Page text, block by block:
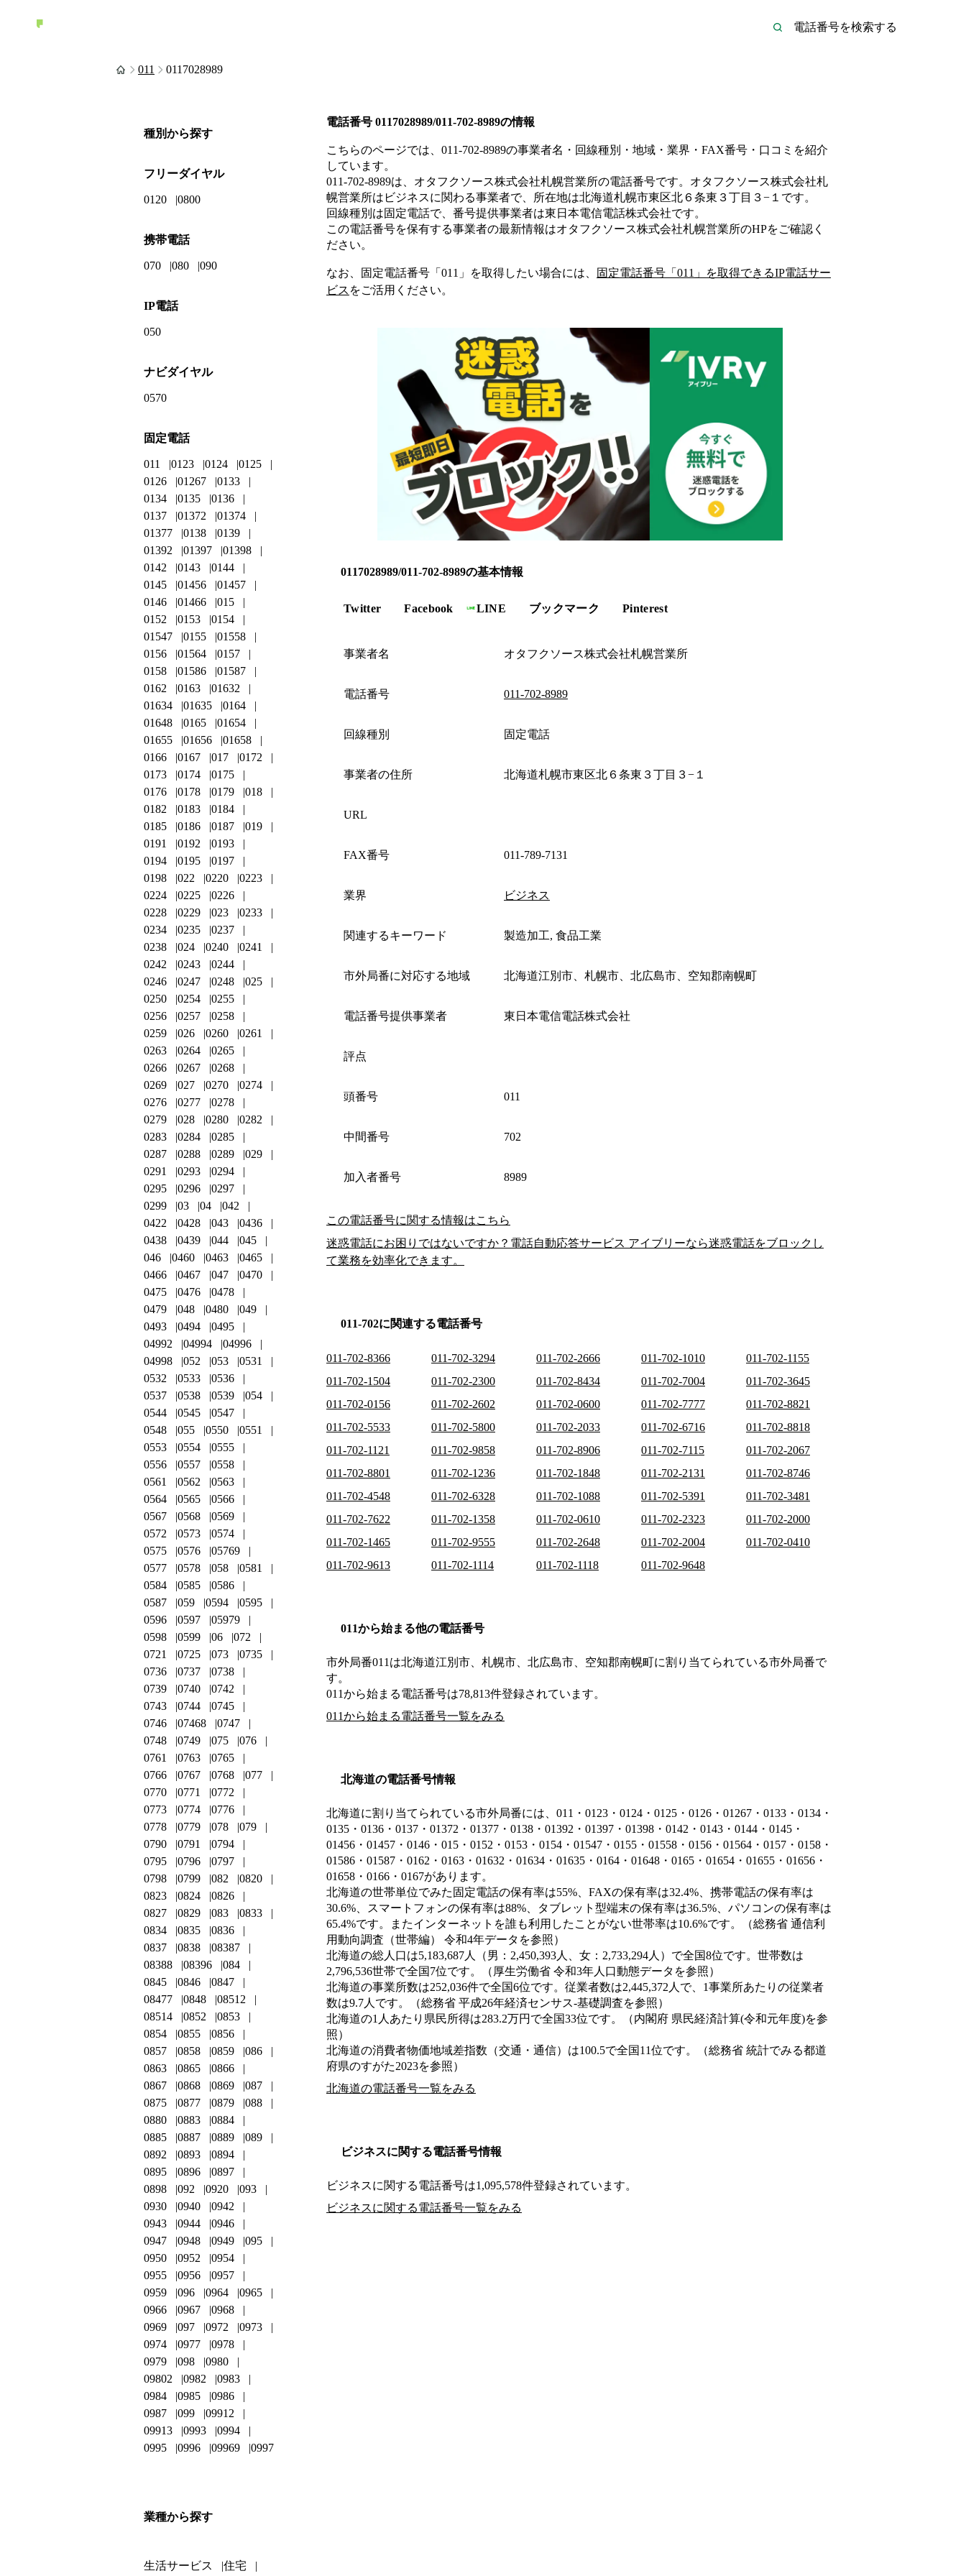
011 0117028989
電話番号 0117028989/011-702-8989の情報
こちらのページでは、 011-702-8989の事業者名・回線種別・地域・業界・FAX番号・口コミを紹介
しています。
011-702-8989は、 オタフクソース株式会社札幌営業所の電話番号です。 オタフクソース株式会社札
幌営業所は ビジネスに関わる事業者で、所在地は北海道札幌市東区北６条東３丁目３−１ です。
回線種別は固定電話で、番号提供事業者は東日本電信電話株式会社です。
この電話番号を保有する事業者の最新情報はオタフクソース株式会社札幌営業所のHPをご確認く
ださい。
なお、固定電話番号「 011 」を取得したい場合には、 固定電話番号「 011 」を取得できるIP電話サー
ビス をご活用ください。
0117028989/011-702-8989の基本情報
Twitter Facebook LINE ブックマーク Pinterest
事業者名 オタフクソース株式会社札幌営業所
電話番号 011-702-8989
回線種別 固定電話
事業者の住所 北海道札幌市東区北６条東３丁目３−１
URL
FAX番号 011-789-7131
業界 ビジネス
関連するキーワード 製造加工, 食品工業
市外局番に対応する地域 北海道江別市、札幌市、北広島市、空知郡南幌町
電話番号提供事業者 東日本電信電話株式会社
評点
頭番号 011
中間番号 702
加入者番号 8989
この電話番号に関する情報はこちら
迷惑電話にお困りではないですか？電話自動応答サービス アイブリーなら迷惑電話をブロックし
て業務を効率化できます。
011-702に関連する電話番号
011-702-8366 011-702-3294 011-702-2666 011-702-1010
011-702-1155
011-702-1504
011-702-2300 011-702-8434 011-702-7004
011-702-3645
011-702-0156
011-702-2602 011-702-0600 011-702-7777
011-702-8821
011-702-5533
011-702-5800 011-702-2033 011-702-6716
011-702-8818
011-702-1121
011-702-9858 011-702-8906 011-702-7115
011-702-2067
011-702-8801
011-702-1236 011-702-1848 011-702-2131
011-702-8746
011-702-4548
011-702-6328 011-702-1088 011-702-5391
011-702-3481
011-702-7622
011-702-1358 011-702-0610 011-702-2323
011-702-2000
011-702-1465
011-702-9555 011-702-2648 011-702-2004
011-702-0410
011-702-9613
011-702-1114 011-702-1118 011-702-9648
011から始まる他の電話番号
市外局番011 は北海道江別市、札幌市、北広島市、空知郡南幌町に割り当てられている市外局番で
す。
011から始まる電話番号は78,813件登録されています。
011から始まる電話番号一覧をみる
北海道の電話番号情報
北海道に割り当てられている市外局番には、011・0123・0124・0125・0126・01267・0133・0134・
0135・0136・0137・01372・01377・0138・01392・01397・01398・0142・0143・0144・0145・
01456・01457・0146・015・0152・0153・0154・01547・0155・01558・0156・01564・0157・0158・
01586・01587・0162・0163・01632・01634・01635・0164・01648・0165・01654・01655・01656・
01658・0166・0167があります。
北海道の世帯単位でみた固定電話の保有率は55%、FAXの保有率は32.4%、携帯電話の保有率は
30.6%、スマートフォンの保有率は88%、タブレット型端末の保有率は36.5%、パソコンの保有率は
65.4%です。またインターネットを誰も利用したことがない世帯率は10.6%です。（総務省 通信利
用動向調査（世帯編） 令和4年データを参照）
北海道の総人口は5,183,687人（男：2,450,393人、女：2,733,294人）で全国8位です。世帯数は
2,796,536世帯で全国7位です。（厚生労働省 令和3年人口動態データを参照）
北海道の事業所数は252,036件で全国6位です。従業者数は2,445,372人で、1事業所あたりの従業者
数は9.7人です。（総務省 平成26年経済センサス‐基礎調査を参照）
北海道の1人あたり県民所得は283.2万円で全国33位です。（内閣府 県民経済計算(令和元年度)を参
照）
北海道の消費者物価地域差指数（交通・通信）は100.5で全国11位です。（総務省 統計でみる都道
府県のすがた2023を参照）
北海道の電話番号一覧をみる
ビジネスに関する電話番号情報
ビジネスに関する電話番号は1,095,578件登録されています。
ビジネスに関する電話番号一覧をみる
種別から探す
フリーダイヤル
0120 0800
携帯電話
070 080 090
IP電話
050
ナビダイヤル
0570
固定電話
011 0123 0124
0125
0126
01267
0133
0134
0135
0136
0137
01372
01374
01377
0138
0139
01392
01397
01398
0142
0143
0144
0145
01456
01457
0146
01466
015
0152
0153
0154
01547
0155
01558
0156
01564
0157
0158
01586
01587
0162
0163
01632
01634
01635
0164
01648
0165
01654
01655
01656
01658
0166
0167 017
0172
0173
0174
0175
0176
0178 0179
018
0182
0183
0184
0185
0186 0187
019
0191
0192
0193
0194
0195
0197
0198
022 0220
0223
0224
0225
0226
0228
0229 023
0233
0234
0235
0237
0238
024 0240
0241
0242
0243
0244
0246
0247 0248
025
0250
0254
0255
0256
0257
0258
0259
026 0260
0261
0263
0264
0265
0266
0267
0268
0269
027 0270
0274
0276
0277
0278
0279
028 0280
0282
0283
0284
0285
0287
0288 0289
029
0291
0293
0294
0295
0296
0297
0299
03 04
042
0422
0428 043
0436
0438
0439 044
045
046
0460 0463
0465
0466
0467 047
0470
0475
0476
0478
0479
048 0480
049
0493
0494
0495
04992
04994
04996
04998
052 053
0531
0532
0533
0536
0537
0538 0539
054
0544
0545
0547
0548
055 0550
0551
0553
0554
0555
0556
0557
0558
0561
0562
0563
0564
0565
0566
0567
0568
0569
0572
0573
0574
0575
0576
05769
0577
0578 058
0581
0584
0585
0586
0587
059 0594
0595
0596
0597
05979
0598
0599 06
072
0721
0725 073
0735
0736
0737
0738
0739
0740
0742
0743
0744
0745
0746
07468
0747
0748
0749 075
076
0761
0763
0765
0766
0767 0768
077
0770
0771
0772
0773
0774
0776
0778
0779 078
079
0790
0791
0794
0795
0796
0797
0798
0799 082
0820
0823
0824
0826
0827
0829 083
0833
0834
0835
0836
0837
0838
08387
08388
08396
084
0845
0846
0847
08477
0848
08512
08514
0852
0853
0854
0855
0856
0857
0858 0859
086
0863
0865
0866
0867
0868 0869
087
0875
0877 0879
088
0880
0883
0884
0885
0887 0889
089
0892
0893
0894
0895
0896
0897
0898
092 0920
093
0930
0940
0942
0943
0944
0946
0947
0948 0949
095
0950
0952
0954
0955
0956
0957
0959
096 0964
0965
0966
0967
0968
0969
097 0972
0973
0974
0977
0978
0979
098
0980
09802
0982
0983
0984
0985
0986
0987
099
09912
09913
0993
0994
0995
0996 09969 0997
業種から探す
生活サービス 住宅